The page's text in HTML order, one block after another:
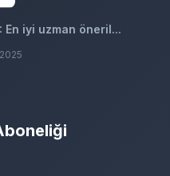
En iyi uzman öneril...